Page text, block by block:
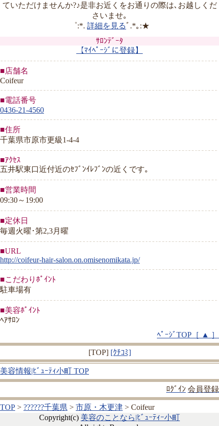
ていただけませんか?♪是非お近くをお通りの際は､お越しくだ
さいませ｡
゜:*. 詳細を見るﾞ.*｡:★
ｻﾛﾝﾃﾞｰﾀ
【ﾏｲﾍﾟｰｼﾞに登録】
■店舗名
Coifeur
■電話番号
0436-21-4560
■住所
千葉県市原市更級1-4-4
■ｱｸｾｽ
五井駅東口近付近のｾﾌﾞﾝｲﾚﾌﾞﾝの近くです｡
■営業時間
09:30～19:00
■定休日
毎週火曜･第2,3月曜
■URL
http://coifeur-hair-salon.on.omisenomikata.jp/
■こだわりﾎﾟｲﾝﾄ
駐車場有
■美容ﾎﾟｲﾝﾄ
ﾍｱｻﾛﾝ
ﾍﾟｰｼﾞTOP［ ▲ ］
[TOP] [ｸﾁｺﾐ]
美容情報|ﾋﾞｭｰﾃｨ小町 TOP
ﾛｸﾞｲﾝ 会員登録
TOP > ??????千葉県 > 市原・木更津 > Coifeur
Copyright(c) 美容のことなら|ﾋﾞｭｰﾃｨｰ小町